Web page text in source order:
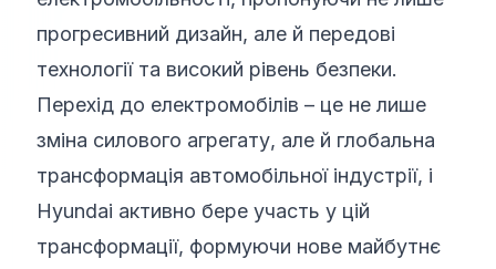
прогресивний дизайн, але й передові
технології та високий рівень безпеки.
Перехід до електромобілів – це не лише
зміна силового агрегату, але й глобальна
трансформація автомобільної індустрії, і
Hyundai активно бере участь у цій
трансформації, формуючи нове майбутнє